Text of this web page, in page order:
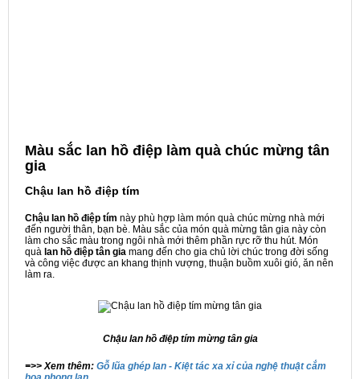
Màu sắc lan hồ điệp làm quà chúc mừng tân
gia
Chậu lan hồ điệp tím
Chậu lan hồ điệp tím này phù hợp làm món quà chúc mừng nhà mới
đến người thân, bạn bè. Màu sắc của món quà mừng tân gia này còn
làm cho sắc màu trong ngôi nhà mới thêm phần rực rỡ thu hút. Món
quà lan hồ điệp tân gia mang đến cho gia chủ lời chúc trong đời sống
và công việc được an khang thịnh vượng, thuận buồm xuôi gió, ăn nên
làm ra.
Chậu lan hồ điệp tím mừng tân gia
=>> Xem thêm: Gỗ lũa ghép lan - Kiệt tác xa xỉ của nghệ thuật cắm